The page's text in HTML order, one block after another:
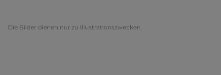
Die Bilder dienen nur zu Illustrationszwecken.